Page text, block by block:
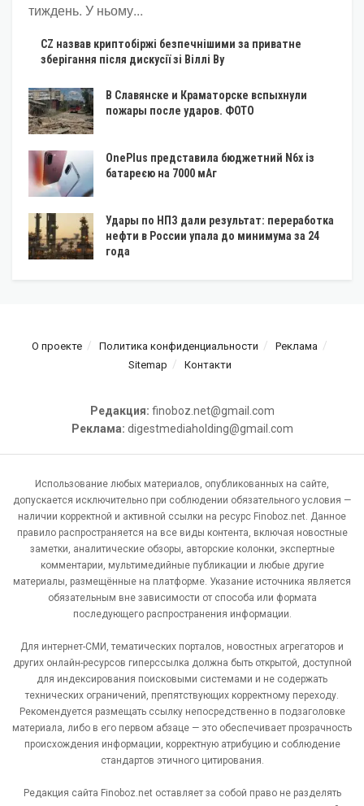
тиждень. У ньому...
CZ назвав криптобіржі безпечнішими за приватне
зберігання після дискусії зі Віллі Ву
В Славянске и Краматорске вспыхнули
пожары после ударов. ФОТО
OnePlus представила бюджетний N6x із
батареєю на 7000 мАг
Удары по НПЗ дали результат: переработка
нефти в России упала до минимума за 24
года
О проекте Политика конфиденциальности
Реклама
Sitemap
Контакти
Редакция: finoboz.net@gmail.com
Реклама: digestmediaholding@gmail.com
Использование любых материалов, опубликованных на сайте,
допускается исключительно при соблюдении обязательного условия —
наличии корректной и активной ссылки на ресурс Finoboz.net. Данное
правило распространяется на все виды контента, включая новостные
заметки, аналитические обзоры, авторские колонки, экспертные
комментарии, мультимедийные публикации и любые другие
материалы, размещённые на платформе. Указание источника является
обязательным вне зависимости от способа или формата
последующего распространения информации.
Для интернет-СМИ, тематических порталов, новостных агрегаторов и
других онлайн-ресурсов гиперссылка должна быть открытой, доступной
для индексирования поисковыми системами и не содержать
технических ограничений, препятствующих корректному переходу.
Рекомендуется размещать ссылку непосредственно в подзаголовке
материала, либо в его первом абзаце — это обеспечивает прозрачность
происхождения информации, корректную атрибуцию и соблюдение
стандартов этичного цитирования.
Редакция сайта Finoboz.net оставляет за собой право не разделять